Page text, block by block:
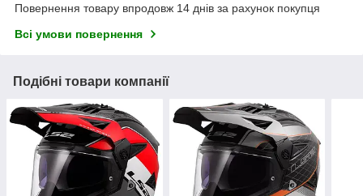
Повернення товару впродовж 14 днів за рахунок покупця
Всі умови повернення
Подібні товари компанії